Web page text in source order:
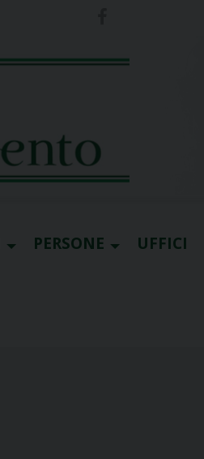
PERSONE UFFICI